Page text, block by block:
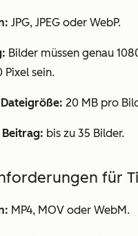
JPG, JPEG oder WebP.
Bilder müssen genau
Pixel sein.
20 MB pro
bis zu 35 Bilder.
für
MP4, MOV oder WebM.